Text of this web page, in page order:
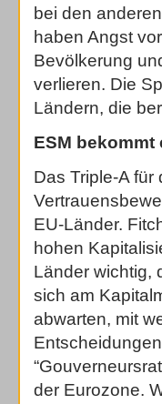
bei den
haben Angst
Bevölkerung
verlieren. Die
Ländern, die
ESM
Das Triple-A
EU-Länder.
hohen
Länder wichtig,
sich am
abwarten, mit
der Eurozone.